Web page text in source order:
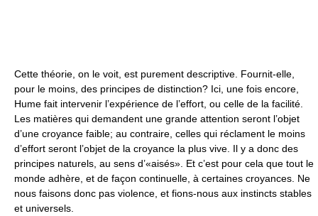
Cette théorie, on le voit, est purement descriptive. Fournit-elle,
pour le moins, des principes de distinction? Ici, une fois encore,
Hume fait intervenir l’expérience de l’effort, ou celle de la facilité.
Les matières qui demandent une grande attention seront l’objet
d’une croyance faible; au contraire, celles qui réclament le moins
d’effort seront l’objet de la croyance la plus vive. Il y a donc des
principes naturels, au sens d’«aisés». Et c’est pour cela que tout le
monde adhère, et de façon continuelle, à certaines croyances. Ne
nous faisons donc pas violence, et fions-nous aux instincts stables
et universels.